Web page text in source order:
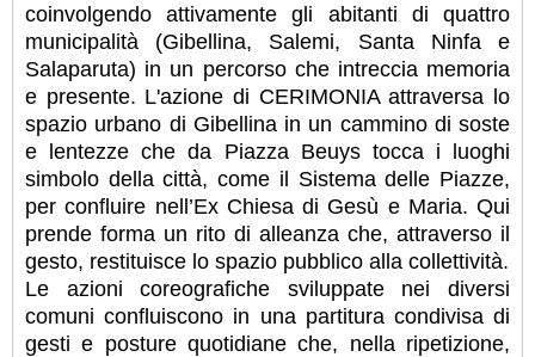
coinvolgendo attivamente gli abitanti di quattro
municipalità (Gibellina, Salemi, Santa Ninfa e
Salaparuta) in un percorso che intreccia memoria
e presente. L'azione di CERIMONIA attraversa lo
spazio urbano di Gibellina in un cammino di soste
e lentezze che da Piazza Beuys tocca i luoghi
simbolo della città, come il Sistema delle Piazze,
per confluire nell’Ex Chiesa di Gesù e Maria. Qui
prende forma un rito di alleanza che, attraverso il
gesto, restituisce lo spazio pubblico alla collettività.
Le azioni coreografiche sviluppate nei diversi
comuni confluiscono in una partitura condivisa di
gesti e posture quotidiane che, nella ripetizione,